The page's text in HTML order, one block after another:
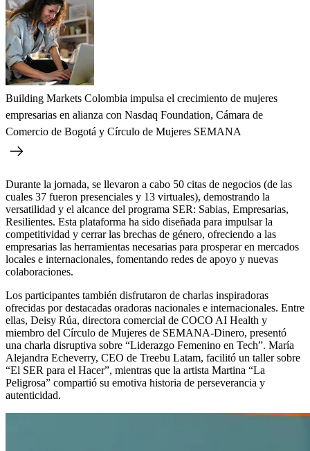
Building Markets Colombia impulsa el crecimiento de mujeres
empresarias en alianza con Nasdaq Foundation, Cámara de
Comercio de Bogotá y Círculo de Mujeres SEMANA
Durante la jornada, se llevaron a cabo 50 citas de negocios (de las
cuales 37 fueron presenciales y 13 virtuales), demostrando la
versatilidad y el alcance del programa SER: Sabias, Empresarias,
Resilientes. Esta plataforma ha sido diseñada para impulsar la
competitividad y cerrar las brechas de género, ofreciendo a las
empresarias las herramientas necesarias para prosperar en mercados
locales e internacionales, fomentando redes de apoyo y nuevas
colaboraciones.
Los participantes también disfrutaron de charlas inspiradoras
ofrecidas por destacadas oradoras nacionales e internacionales. Entre
ellas, Deisy Rúa, directora comercial de COCO AI Health y
miembro del Círculo de Mujeres de SEMANA-Dinero, presentó
una charla disruptiva sobre “Liderazgo Femenino en Tech”. María
Alejandra Echeverry, CEO de Treebu Latam, facilitó un taller sobre
“El SER para el Hacer”, mientras que la artista Martina “La
Peligrosa” compartió su emotiva historia de perseverancia y
autenticidad.